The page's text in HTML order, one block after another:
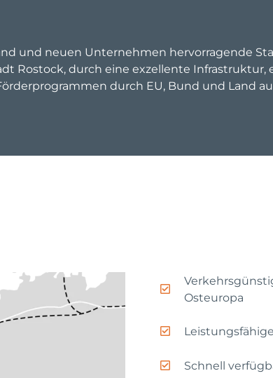
und neuen Unternehmen hervorragende
Rostock, durch eine exzellente
durch EU, Bund und Land
Osteuropa
Schnell